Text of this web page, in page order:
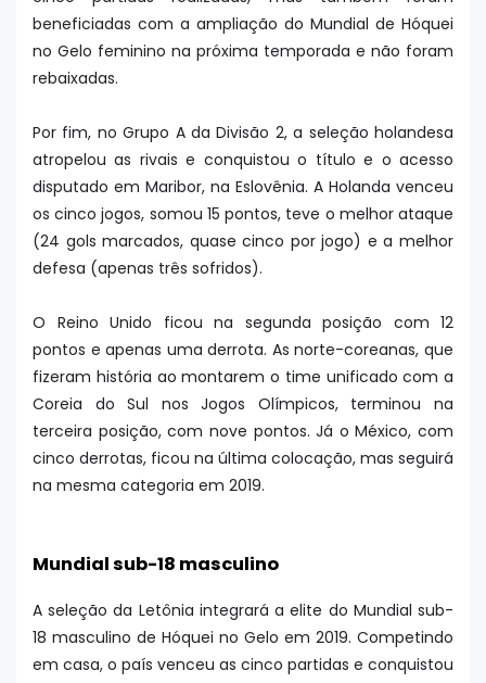
beneficiadas com a ampliação do Mundial de Hóquei
no Gelo feminino na próxima temporada e não foram
rebaixadas.
Por fim, no Grupo A da Divisão 2, a seleção holandesa
atropelou as rivais e conquistou o título e o acesso
disputado em Maribor, na Eslovênia. A Holanda venceu
os cinco jogos, somou 15 pontos, teve o melhor ataque
(24 gols marcados, quase cinco por jogo) e a melhor
defesa (apenas três sofridos).
O Reino Unido ficou na segunda posição com 12
pontos e apenas uma derrota. As norte-coreanas, que
fizeram história ao montarem o time unificado com a
Coreia do Sul nos Jogos Olímpicos, terminou na
terceira posição, com nove pontos. Já o México, com
cinco derrotas, ficou na última colocação, mas seguirá
na mesma categoria em 2019.
Mundial sub-18 masculino
A seleção da Letônia integrará a elite do Mundial sub-
18 masculino de Hóquei no Gelo em 2019. Competindo
em casa, o país venceu as cinco partidas e conquistou